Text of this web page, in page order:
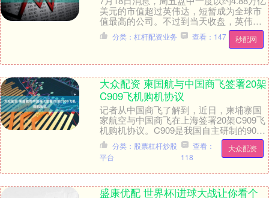
美元的市值超过英伟达，短暂成为全球市
值最高的公司。不过到当天收盘，英伟达
重新回到第一位。 路透社报道苹果反超
时，市值....
秒配网
分类：杠杆配资业务 查看：147
大众配资 柬国航与中国商飞签署20架
C909飞机购机协议
记者从中国商飞了解到，近日，柬埔寨国
家航空与中国商飞在上海签署20架C909飞
机购机协议。C909是我国自主研制的90座
级中短程涡扇支线客机，主要承担中小城
市间....
大众配资
分类：股票杠杆炒股
平台
查看：
118
盛康优配 世界杯|进球大战让你看个